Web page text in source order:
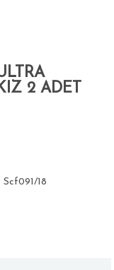
2 ADET
18